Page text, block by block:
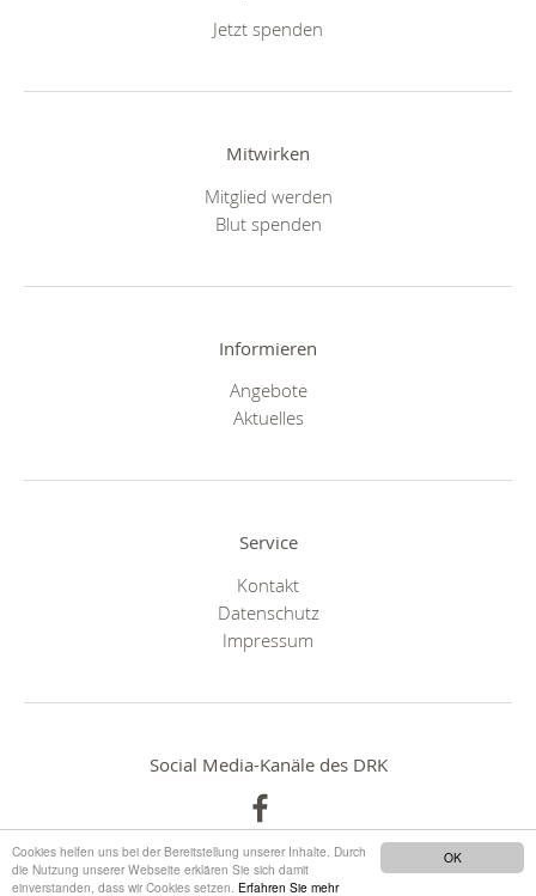
OK
Cookies helfen uns bei der Bereitstellung unserer Inhalte. Durch
die Nutzung unserer Webseite erklären Sie sich damit
einverstanden, dass wir Cookies setzen. Erfahren Sie mehr
Jetzt spenden
Mitwirken
Mitglied werden
Blut spenden
Informieren
Angebote
Aktuelles
Service
Kontakt
Datenschutz
Impressum
Social Media-Kanäle des DRK